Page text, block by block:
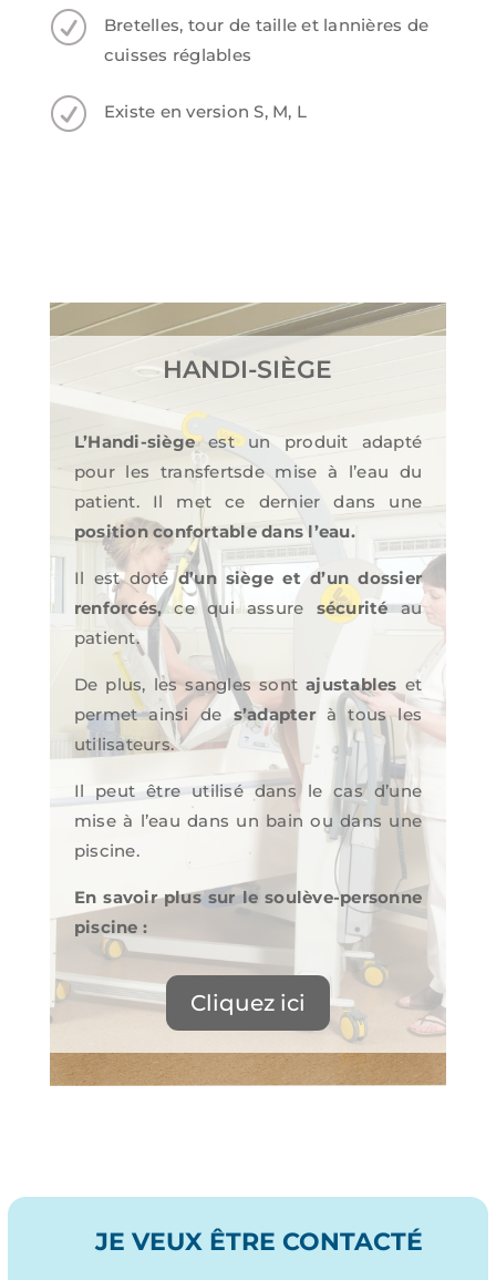
R
Bretelles, tour de taille et lannières de
cuisses réglables
R Existe en version S, M, L
HANDI-SIÈGE
L’Handi-siègeest un produit adapté
pour les transfertsde mise à l’eau du
patient. Il met ce dernier dans une
position confortable dans l’eau.
Il est dotéd’un siège et d’un dossier
renforcés,ce qui assure sécuritéau
patient.
De plus, les sangles sontajustables et
permet ainsi de s’adapterà tous les
utilisateurs.
Il peut être utilisé dans le cas d’une
mise à l’eau dans un bain ou dans une
piscine.
En savoir plus sur le soulève-personne
piscine :
Cliquez ici
JE VEUX ÊTRE CONTACTÉ